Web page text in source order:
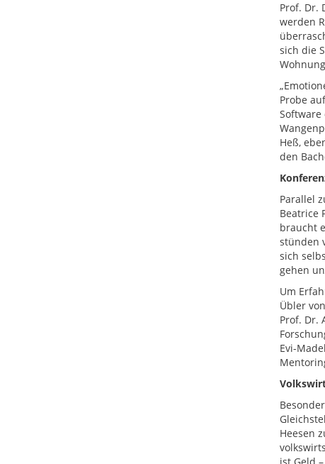
Prof. Dr.
werden
sich die
Probe
Heß,
den
Parallel
Beatrice
braucht
stünden
sich
gehen
Um
Übler
Prof. Dr.
Evi-
Heesen